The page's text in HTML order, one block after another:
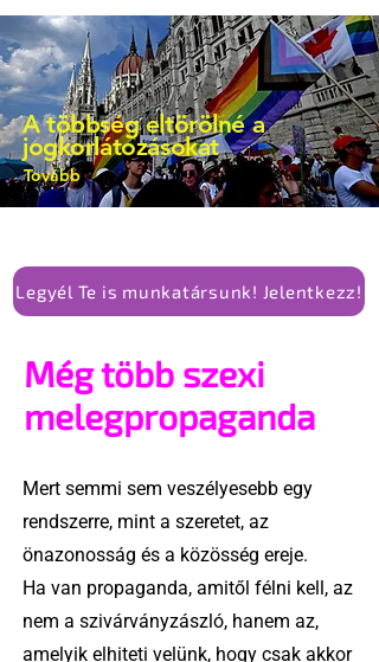
A többség eltörölné a
jogkorlátozásokat
Tovább
Legyél Te is munkatársunk! Jelentkezz!
Még több szexi
melegpropaganda
Mert semmi sem veszélyesebb egy
rendszerre, mint a szeretet, az
önazonosság és a közösség ereje.
Ha van propaganda, amitől félni kell, az
nem a szivárványzászló, hanem az,
amelyik elhiteti velünk, hogy csak akkor